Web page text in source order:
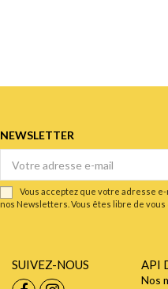
NEWSLETTER
Vous acceptez que votre adresse
nos Newsletters. Vous êtes libre de vous
SUIVEZ-NOUS API
Nos